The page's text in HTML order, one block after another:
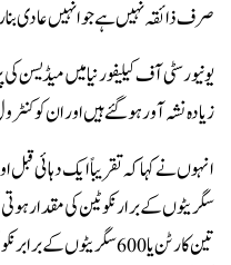
صرف ذائقہ نہیں ہے جو انہیں عادی بنا
یونیورسٹی آف کیلیفورنیا میں میڈیسن
زیادہ نشہ آور ہوگئے ہیں اور ان کو
سگریٹوں کے برار نکوٹین کی مقدار
تین کارٹن یا 600 سگریٹوں کے برابر نکوٹین کی مقدار عام ہوگئی ہے۔